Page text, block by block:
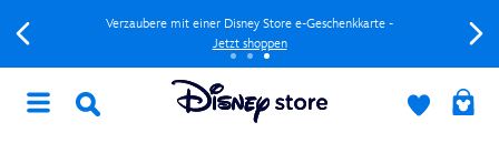
Verzaubere mit einer Disney Store e-Geschenkkarte -
Jetzt shoppen